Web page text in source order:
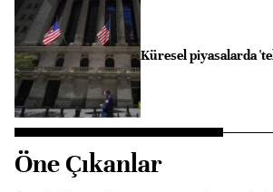
Küresel piyasalarda
Öne Çıkanlar